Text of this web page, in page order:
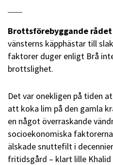
Brottsförebyggande
vänsterns käpphästar till
faktorer duger enligt Brå
brottslighet.
Det var onekligen på tiden
att koka lim på den gamla
en något överraskande
socioekonomiska
älskade snuttefilt i
fritidsgård – klart lille Khalid